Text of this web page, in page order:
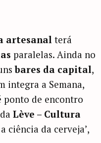
artesanal terá
paralelas. Ainda no
bares da capital,
integra a Semana,
ponto de encontro
Lève – Cultura
ciência da cerveja’,